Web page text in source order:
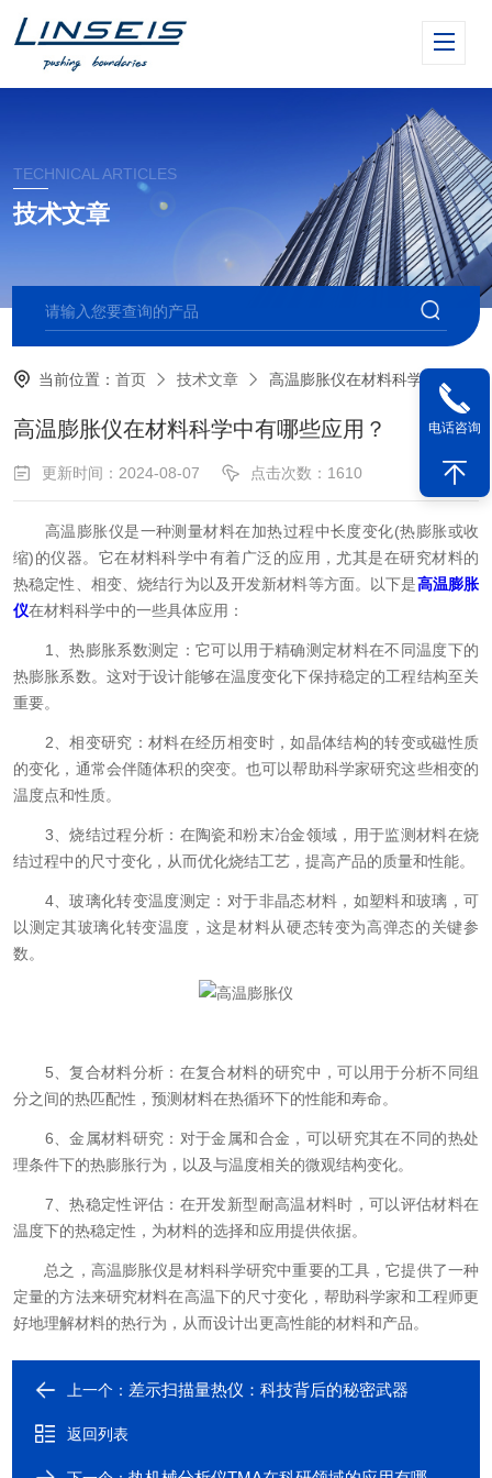
TECHNICAL ARTICLES
技术文章
当前位置：首页 技术文章 高温膨胀仪在材料科学中有哪些应用？
高温膨胀仪在材料科学中有哪些应用？
更新时间：2024-08-07 点击次数：1610
高温膨胀仪是一种测量材料在加热过程中长度变化(热膨胀或收
缩)的仪器。它在材料科学中有着广泛的应用，尤其是在研究材料的
热稳定性、相变、烧结行为以及开发新材料等方面。以下是高温膨胀
仪在材料科学中的一些具体应用：
1、热膨胀系数测定：它可以用于精确测定材料在不同温度下的
热膨胀系数。这对于设计能够在温度变化下保持稳定的工程结构至关
重要。
2、相变研究：材料在经历相变时，如晶体结构的转变或磁性质
的变化，通常会伴随体积的突变。也可以帮助科学家研究这些相变的
温度点和性质。
3、烧结过程分析：在陶瓷和粉末冶金领域，用于监测材料在烧
结过程中的尺寸变化，从而优化烧结工艺，提高产品的质量和性能。
4、玻璃化转变温度测定：对于非晶态材料，如塑料和玻璃，可
以测定其玻璃化转变温度，这是材料从硬态转变为高弹态的关键参
数。
5、复合材料分析：在复合材料的研究中，可以用于分析不同组
分之间的热匹配性，预测材料在热循环下的性能和寿命。
6、金属材料研究：对于金属和合金，可以研究其在不同的热处
理条件下的热膨胀行为，以及与温度相关的微观结构变化。
7、热稳定性评估：在开发新型耐高温材料时，可以评估材料在
温度下的热稳定性，为材料的选择和应用提供依据。
总之，高温膨胀仪是材料科学研究中重要的工具，它提供了一种
定量的方法来研究材料在高温下的尺寸变化，帮助科学家和工程师更
好地理解材料的热行为，从而设计出更高性能的材料和产品。
上一个： 差示扫描量热仪：科技背后的秘密武器
返回列表
电话咨询